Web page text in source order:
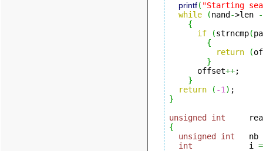
printf( "Starting
while
(nand ->len -
{
if
(strncmp(
{
return
(
}
offset++;
}
return
( -1 )
}
unsigned
int
{
unsigned
int nb
int i =